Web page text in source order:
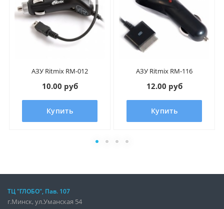
АЗУ Ritmix RM-012
10.00 руб
Купить
АЗУ Ritmix RM-116
12.00 руб
Купить
ТЦ "ГЛОБО", Пав. 107
г.Минск, ул.Уманская 54